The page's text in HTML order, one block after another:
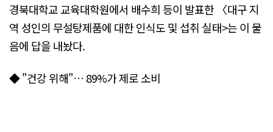
경북대학교 교육대학원에서 배수희 등이 발표한 〈대구 지
역 성인의 무설탕제품에 대한 인식도 및 섭취 실태>는 이 물
음에 답을 내놨다.
◆ "건강 위해"… 89%가 제로 소비